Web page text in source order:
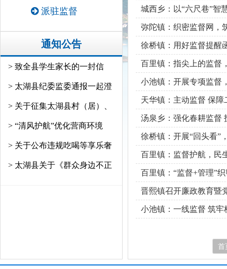
派驻监督
通知公告
> 致全县学生家长的一封信
> 太湖县纪委监委通报一起澄
> 关于征集太湖县村（居）、
> “清风护航”优化营商环境
> 关于公布违规吃喝等享乐奢
> 太湖县关于《群众身边不正
城西乡：以“六尺巷”智
弥陀镇：织密监督网，
徐桥镇：用好监督提醒
百里镇：指尖上的监督
小池镇：开展专项监督
天华镇：主动监督 保
汤泉乡：强化春耕监督
徐桥镇：开展“回头看”
百里镇：监督护航，民
百里镇：“监督+管理”
晋熙镇召开廉政教育暨
小池镇：一线监督 筑牢
首